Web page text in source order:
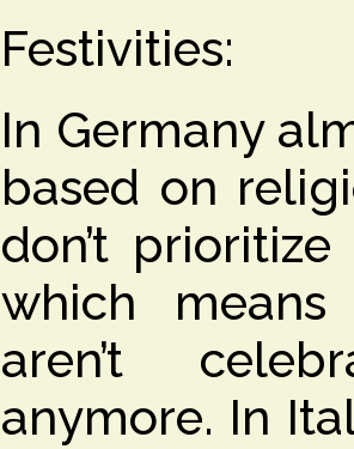
Festivities:
In Germany
based on
don’t
which
aren’t
anymore. In